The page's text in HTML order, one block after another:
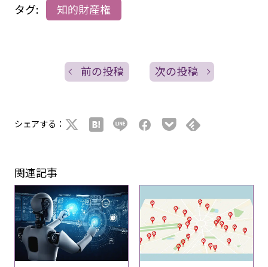
タグ:
知的財産権
前の投稿 次の投稿
シェアする：
関連記事